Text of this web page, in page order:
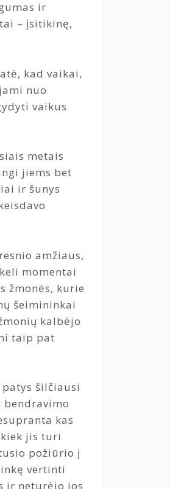
ir
– įsitikinę,
kad vaikai,
nuo
vaikus
metais
jiems bet
ir šunys
amžiaus,
momentai
žmonės, kurie
šeimininkai
kalbėjo
taip pat
šilčiausi
bendravimo
kas
jis turi
požiūrio į
vertinti
ir neturėjo jos